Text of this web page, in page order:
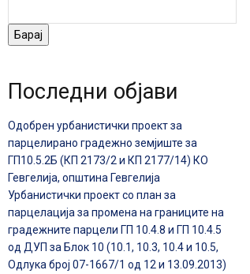
Барај
Последни објави
Одобрен урбанистички проект за
парцелирано градежно земјиште за
ГП10.5.2Б (КП 2173/2 и КП 2177/14) КО
Гевгелија, општина Гевгелија
Урбанистички проект со план за
парцелација за промена на границите на
градежните парцели ГП 10.4.8 и ГП 10.4.5
од ДУП за Блок 10 (10.1, 10.3, 10.4 и 10.5,
Одлука број 07-1667/1 од 12 и 13.09.2013)